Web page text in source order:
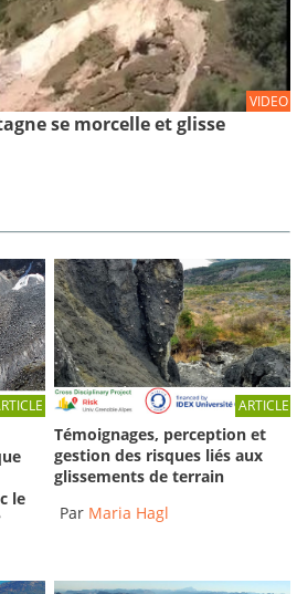
VIDEO
se morcelle et glisse
le
ARTICLE
Témoignages, perception et
gestion des risques liés aux
glissements de terrain
Par Maria Hagl